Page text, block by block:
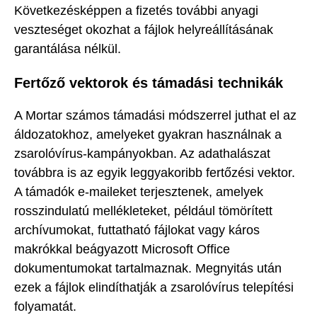
Következésképpen a fizetés további anyagi
veszteséget okozhat a fájlok helyreállításának
garantálása nélkül.
Fertőző vektorok és támadási technikák
A Mortar számos támadási módszerrel juthat el az
áldozatokhoz, amelyeket gyakran használnak a
zsarolóvírus-kampányokban. Az adathalászat
továbbra is az egyik leggyakoribb fertőzési vektor.
A támadók e-maileket terjesztenek, amelyek
rosszindulatú mellékleteket, például tömörített
archívumokat, futtatható fájlokat vagy káros
makrókkal beágyazott Microsoft Office
dokumentumokat tartalmaznak. Megnyitás után
ezek a fájlok elindíthatják a zsarolóvírus telepítési
folyamatát.